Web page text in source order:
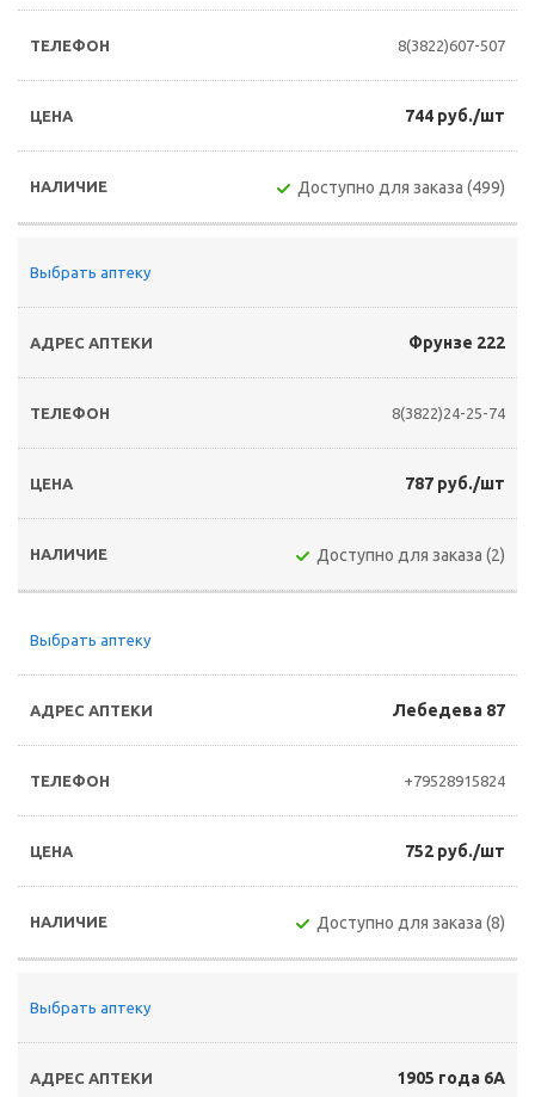
8(3822)607-507
744 руб./шт
Доступно для заказа (499)
Выбрать аптеку
Фрунзе 222
8(3822)24-25-74
787 руб./шт
Доступно для заказа (2)
Выбрать аптеку
Лебедева 87
+79528915824
752 руб./шт
Доступно для заказа (8)
Выбрать аптеку
1905 года 6А